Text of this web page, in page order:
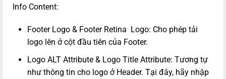
Info Content:
Footer Logo & Footer Retina Logo: Cho phép tải
logo lên ở cột đầu tiên của Footer.
Logo ALT Attribute & Logo Title Attribute: Tương tự
như thông tin cho logo ở Header. Tại đây, hãy nhập